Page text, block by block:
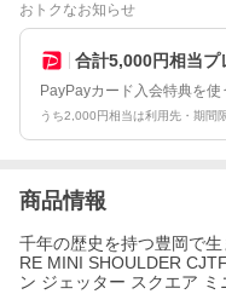
おトクなお知らせ
合計5,000円相当プ
PayPayカード入会特典を使
うち2,000円相当は利用先・期間
商品情報
千年の歴史を持つ豊岡で
RE MINI SHOULDER
ン ジェッター スクエア ミ